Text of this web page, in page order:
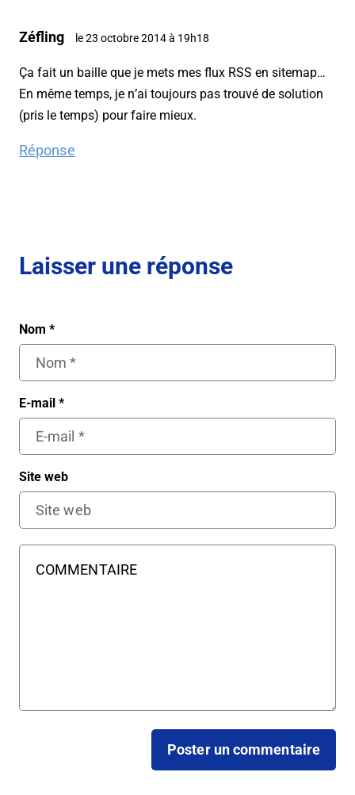
Zéfling le 23 octobre 2014 à 19h18
Ça fait un baille que je mets mes flux RSS en sitemap…
En même temps, je n’ai toujours pas trouvé de solution
(pris le temps) pour faire mieux.
Réponse
Laisser une réponse
Nom *
E-mail *
Site web